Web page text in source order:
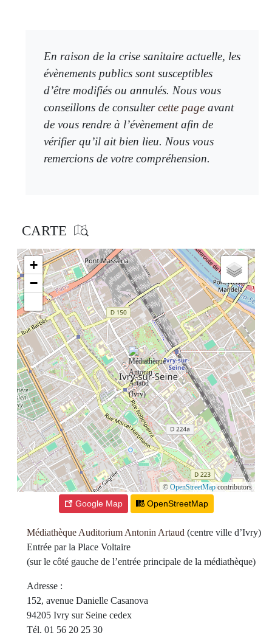
En raison de la crise sanitaire actuelle, les
évènements publics sont susceptibles
d’être modifiés ou annulés. Nous vous
conseillons de consultercette page avant
de vous rendre à l’évènement afin de
vérifier qu’il ait bien lieu. Nous vous
remercions de votre compréhension.
CARTE
+
−
© OpenStreetMap contributors
Google Map OpenStreetMap
Médiathèque Auditorium Antonin Artaud (centre ville d’Ivry)
Entrée par la Place Voltaire
(sur le côté gauche de l’entrée principale de la médiathèque)
Adresse :
152, avenue Danielle Casanova
94205 Ivry sur Seine cedex
Tél. 01 56 20 25 30